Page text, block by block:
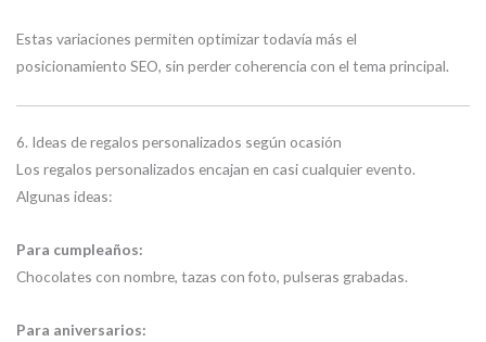
Estas variaciones permiten optimizar todavía más el
posicionamiento SEO, sin perder coherencia con el tema principal.
6. Ideas de regalos personalizados según ocasión
Los regalos personalizados encajan en casi cualquier evento.
Algunas ideas:
Para cumpleaños:
Chocolates con nombre, tazas con foto, pulseras grabadas.
Para aniversarios: